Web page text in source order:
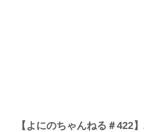
【よにのちゃんねる＃422